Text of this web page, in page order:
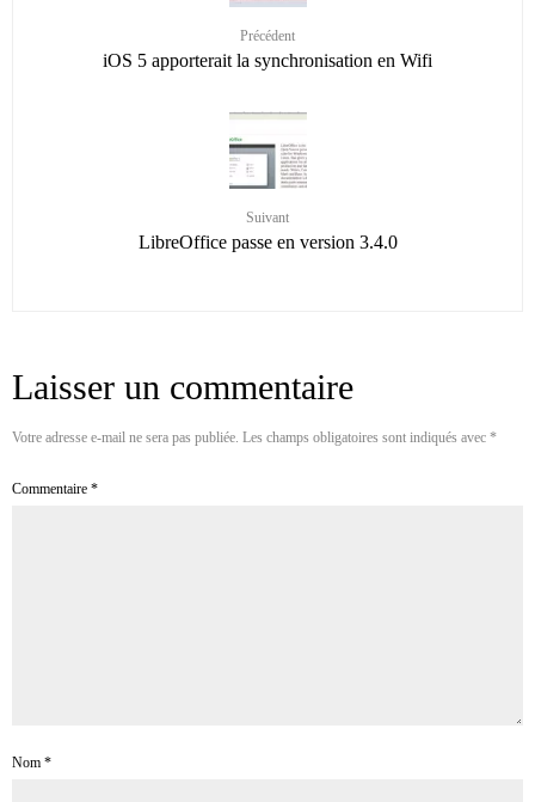
Précédent
iOS 5 apporterait la synchronisation en Wifi
Suivant
LibreOffice passe en version 3.4.0
Laisser un commentaire
Votre adresse e-mail ne sera pas publiée. Les champs obligatoires sont indiqués avec *
Commentaire *
Nom *